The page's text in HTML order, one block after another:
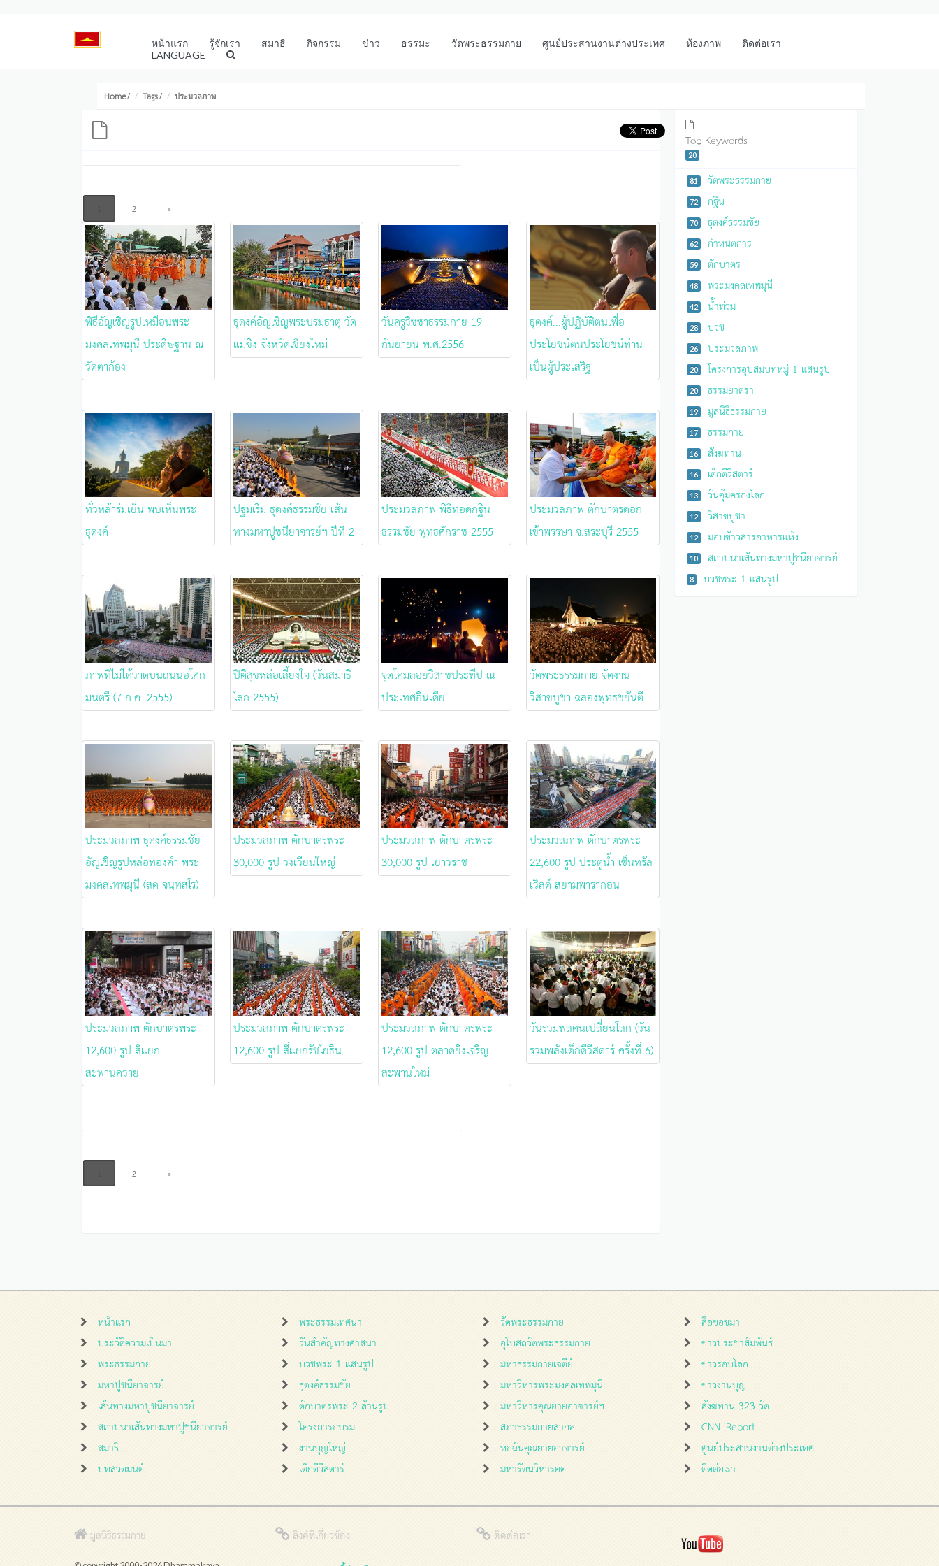
หน้าแรก รู้จักเรา สมาธิ กิจกรรม ข่าว ธรรมะ วัดพระธรรมกาย ศูนย์ประสานงานต่างประเทศ ห้องภาพ
ติดต่อเรา
LANGUAGE
Home/ Tags/ ประมวลภาพ
2 »
พิธีอัญเชิญรูปเหมือนพระ
มงคลเทพมุนี ประดิษฐาน ณ
วัดตาก้อง
ธุดงค์อัญเชิญพระบรมธาตุ วัด
แม่ขิง จังหวัดเชียงใหม่
วันครูวิชชาธรรมกาย 19
กันยายน พ.ศ.2556
ธุดงค์...ผู้ปฏิบัติตนเพื่อ
ประโยชน์ตนประโยชน์ท่าน
เป็นผู้ประเสริฐ
ทั่วหล้าร่มเย็น พบเห็นพระ
ธุดงค์
ปฐมเริ่ม ธุดงค์ธรรมชัย เส้น
ทางมหาปูชนียาจารย์ฯ ปีที่ 2
ประมวลภาพ พิธีทอดกฐิน
ธรรมชัย พุทธศักราช 2555
ประมวลภาพ ตักบาตรดอก
เข้าพรรษา จ.สระบุรี 2555
ภาพที่ไม่ได้วาดบนถนนอโศก
มนตรี (7 ก.ค. 2555)
ปีติสุขหล่อเลี้ยงใจ (วันสมาธิ
โลก 2555)
จุดโคมลอยวิสาขประทีป ณ
ประเทศอินเดีย
วัดพระธรรมกาย จัดงาน
วิสาขบูชา ฉลองพุทธชยันตี
ประมวลภาพ ธุดงค์ธรรมชัย
อัญเชิญรูปหล่อทองคำ พระ
มงคลเทพมุนี (สด จนฺทสโร)
ประมวลภาพ ตักบาตรพระ
30,000 รูป วงเวียนใหญ่
ประมวลภาพ ตักบาตรพระ
30,000 รูป เยาวราช
ประมวลภาพ ตักบาตรพระ
22,600 รูป ประตูน้ำ เซ็นทรัล
เวิลด์ สยามพารากอน
ประมวลภาพ ตักบาตรพระ
12,600 รูป สี่แยก
สะพานควาย
ประมวลภาพ ตักบาตรพระ
12,600 รูป สี่แยกรัชโยธิน
ประมวลภาพ ตักบาตรพระ
12,600 รูป ตลาดยิ่งเจริญ
สะพานใหม่
วันรวมพลคนเปลี่ยนโลก (วัน
รวมพลังเด็กดีวีสตาร์ ครั้งที่ 6)
2 »
Top Keywords
20
81 วัดพระธรรมกาย
72 กฐิน
70 ธุดงค์ธรรมชัย
62 กำหนดการ
59 ตักบาตร
48 พระมงคลเทพมุนี
42 น้ำท่วม
28 บวช
26 ประมวลภาพ
20 โครงการอุปสมบทหมู่ 1 แสนรูป
20 ธรรมยาตรา
19 มูลนิธิธรรมกาย
17 ธรรมกาย
16 สังฆทาน
16 เด็กดีวีสตาร์
13 วันคุ้มครองโลก
12 วิสาขบูชา
12 มอบข้าวสารอาหารแห้ง
10 สถาปนาเส้นทางมหาปูชนียาจารย์
8 บวชพระ 1 แสนรูป
หน้าแรก
ประวัติความเป็นมา
พระธรรมกาย
มหาปูชนียาจารย์
เส้นทางมหาปูชนียาจารย์
สถาปนาเส้นทางมหาปูชนียาจารย์
สมาธิ
บทสวดมนต์
พระธรรมเทศนา
วันสำคัญทางศาสนา
บวชพระ 1 แสนรูป
ธุดงค์ธรรมชัย
ตักบาตรพระ 2 ล้านรูป
โครงการอบรม
งานบุญใหญ่
เด็กดีวีสตาร์
วัดพระธรรมกาย
อุโบสถวัดพระธรรมกาย
มหาธรรมกายเจดีย์
มหาวิหารพระมงคลเทพมุนี
มหาวิหารคุณยายอาจารย์ฯ
สภาธรรมกายสากล
หอฉันคุณยายอาจารย์
มหารัตนวิหารคด
สื่อขอขมา
ข่าวประชาสัมพันธ์
ข่าวรอบโลก
ข่าวงานบุญ
สังฆทาน 323 วัด
CNN iReport
ศูนย์ประสานงานต่างประเทศ
ติดต่อเรา
มูลนิธิธรรมกาย ลิงค์ที่เกี่ยวข้อง ติดต่อเรา